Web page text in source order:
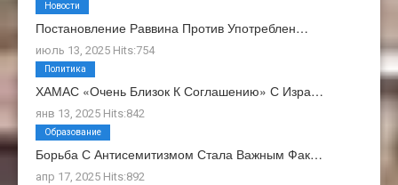
Постановление Раввина Против Употреблен…
июль 13, 2025 Hits:754
Новости
ХАМАС «очень Близок К Соглашению» С Изра…
янв 13, 2025 Hits:842
Политика
Борьба С Антисемитизмом Стала Важным Фак…
апр 17, 2025 Hits:892
Образование